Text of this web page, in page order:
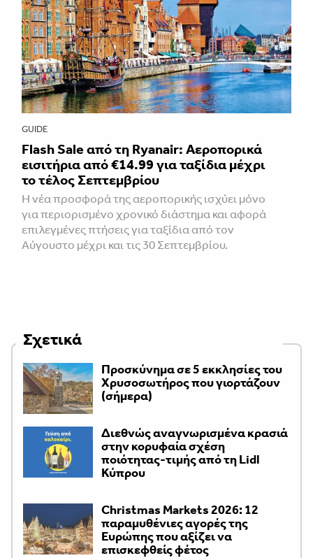
GUIDE
Flash Sale από τη Ryanair: Αεροπορικά
εισιτήρια από €14.99 για ταξίδια μέχρι
το τέλος Σεπτεμβρίου
Η νέα προσφορά της αεροπορικής ισχύει μόνο
για περιορισμένο χρονικό διάστημα και αφορά
επιλεγμένες πτήσεις για ταξίδια από τον
Αύγουστο μέχρι και τις 30 Σεπτεμβρίου.
Σχετικά
Προσκύνημα σε 5 εκκλησίες του
Χρυσοσωτήρος που γιορτάζουν
(σήμερα)
Διεθνώς αναγνωρισμένα κρασιά
στην κορυφαία σχέση
ποιότητας-τιμής από τη Lidl
Κύπρου
Christmas Markets 2026: 12
παραμυθένιες αγορές της
Ευρώπης που αξίζει να
επισκεφθείς φέτος